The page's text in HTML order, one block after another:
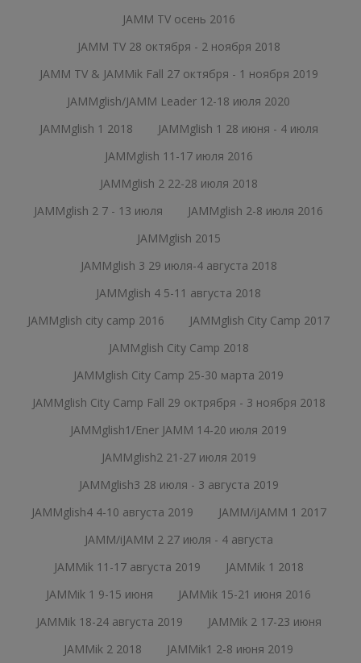
JAMM TV осень 2016
JAMM TV 28 октября - 2 ноября 2018
JAMM TV & JAMMik Fall 27 октября - 1 ноября 2019
JAMMglish/JAMM Leader 12-18 июля 2020
JAMMglish 1 2018
JAMMglish 1 28 июня - 4 июля
JAMMglish 11-17 июля 2016
JAMMglish 2 22-28 июля 2018
JAMMglish 2 7 - 13 июля
JAMMglish 2-8 июля 2016
JAMMglish 2015
JAMMglish 3 29 июля-4 августа 2018
JAMMglish 4 5-11 августа 2018
JAMMglish city camp 2016
JAMMglish City Camp 2017
JAMMglish City Camp 2018
JAMMglish City Camp 25-30 марта 2019
JAMMglish City Camp Fall 29 октрября - 3 ноября 2018
JAMMglish1/Ener JAMM 14-20 июля 2019
JAMMglish2 21-27 июля 2019
JAMMglish3 28 июля - 3 августа 2019
JAMMglish4 4-10 августа 2019
JAMM/iJAMM 1 2017
JAMM/iJAMM 2 27 июля - 4 августа
JAMMik 11-17 августа 2019
JAMMik 1 2018
JAMMik 1 9-15 июня
JAMMik 15-21 июня 2016
JAMMik 18-24 августа 2019
JAMMik 2 17-23 июня
JAMMik 2 2018
JAMMik1 2-8 июня 2019